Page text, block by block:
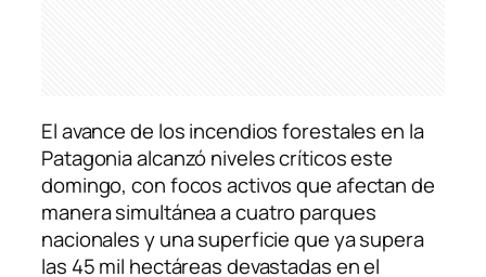
El avance de los incendios forestales en la
Patagonia alcanzó niveles críticos este
domingo, con focos activos que afectan de
manera simultánea a cuatro parques
nacionales y una superficie que ya supera
las 45 mil hectáreas devastadas en el